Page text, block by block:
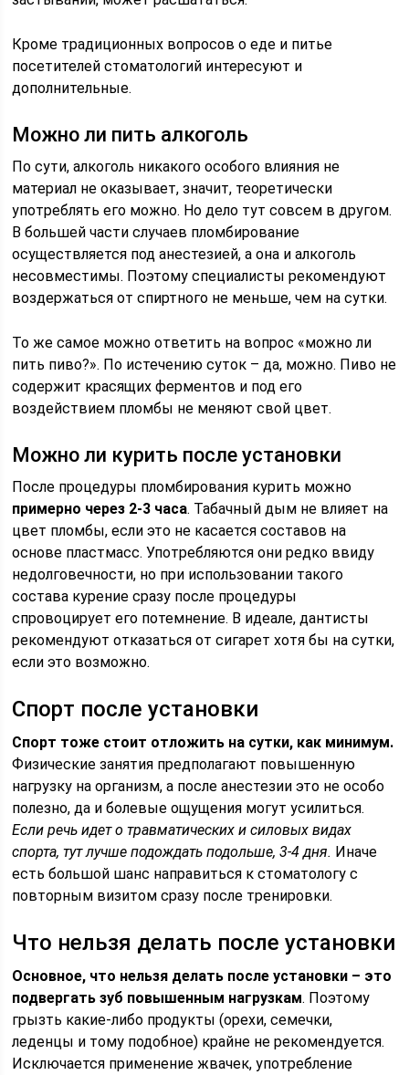
Кроме традиционных вопросов о еде и питье
посетителей стоматологий интересуют и
дополнительные.
Можно ли пить алкоголь
По сути, алкоголь никакого особого влияния не
материал не оказывает, значит, теоретически
употреблять его можно. Но дело тут совсем в другом.
В большей части случаев пломбирование
осуществляется под анестезией, а она и алкоголь
несовместимы. Поэтому специалисты рекомендуют
воздержаться от спиртного не меньше, чем на сутки.
То же самое можно ответить на вопрос «можно ли
пить пиво?». По истечению суток – да, можно. Пиво не
содержит красящих ферментов и под его
воздействием пломбы не меняют свой цвет.
Можно ли курить после установки
После процедуры пломбирования курить можно
примерно через 2-3 часа. Табачный дым не влияет на
цвет пломбы, если это не касается составов на
основе пластмасс. Употребляются они редко ввиду
недолговечности, но при использовании такого
состава курение сразу после процедуры
спровоцирует его потемнение. В идеале, дантисты
рекомендуют отказаться от сигарет хотя бы на сутки,
если это возможно.
Спорт после установки
Спорт тоже стоит отложить на сутки, как минимум.
Физические занятия предполагают повышенную
нагрузку на организм, а после анестезии это не особо
полезно, да и болевые ощущения могут усилиться.
Если речь идет о травматических и силовых видах
спорта, тут лучше подождать подольше, 3-4 дня. Иначе
есть большой шанс направиться к стоматологу с
повторным визитом сразу после тренировки.
Что нельзя делать после установки
Основное, что нельзя делать после установки – это
подвергать зуб повышенным нагрузкам. Поэтому
грызть какие-либо продукты (орехи, семечки,
леденцы и тому подобное) крайне не рекомендуется.
Исключается применение жвачек, употребление